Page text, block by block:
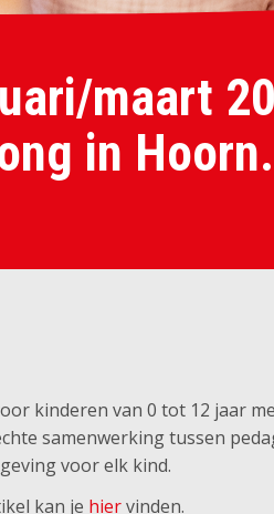
maart
in Hoorn.
kinderen van 0 tot 12 jaar
samenwerking tussen
voor elk kind.
kan je hiervinden.